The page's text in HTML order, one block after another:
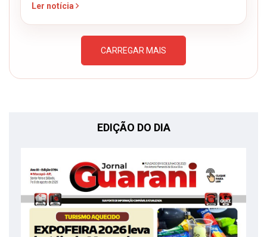
Ler notícia
CARREGAR MAIS
EDIÇÃO DO DIA